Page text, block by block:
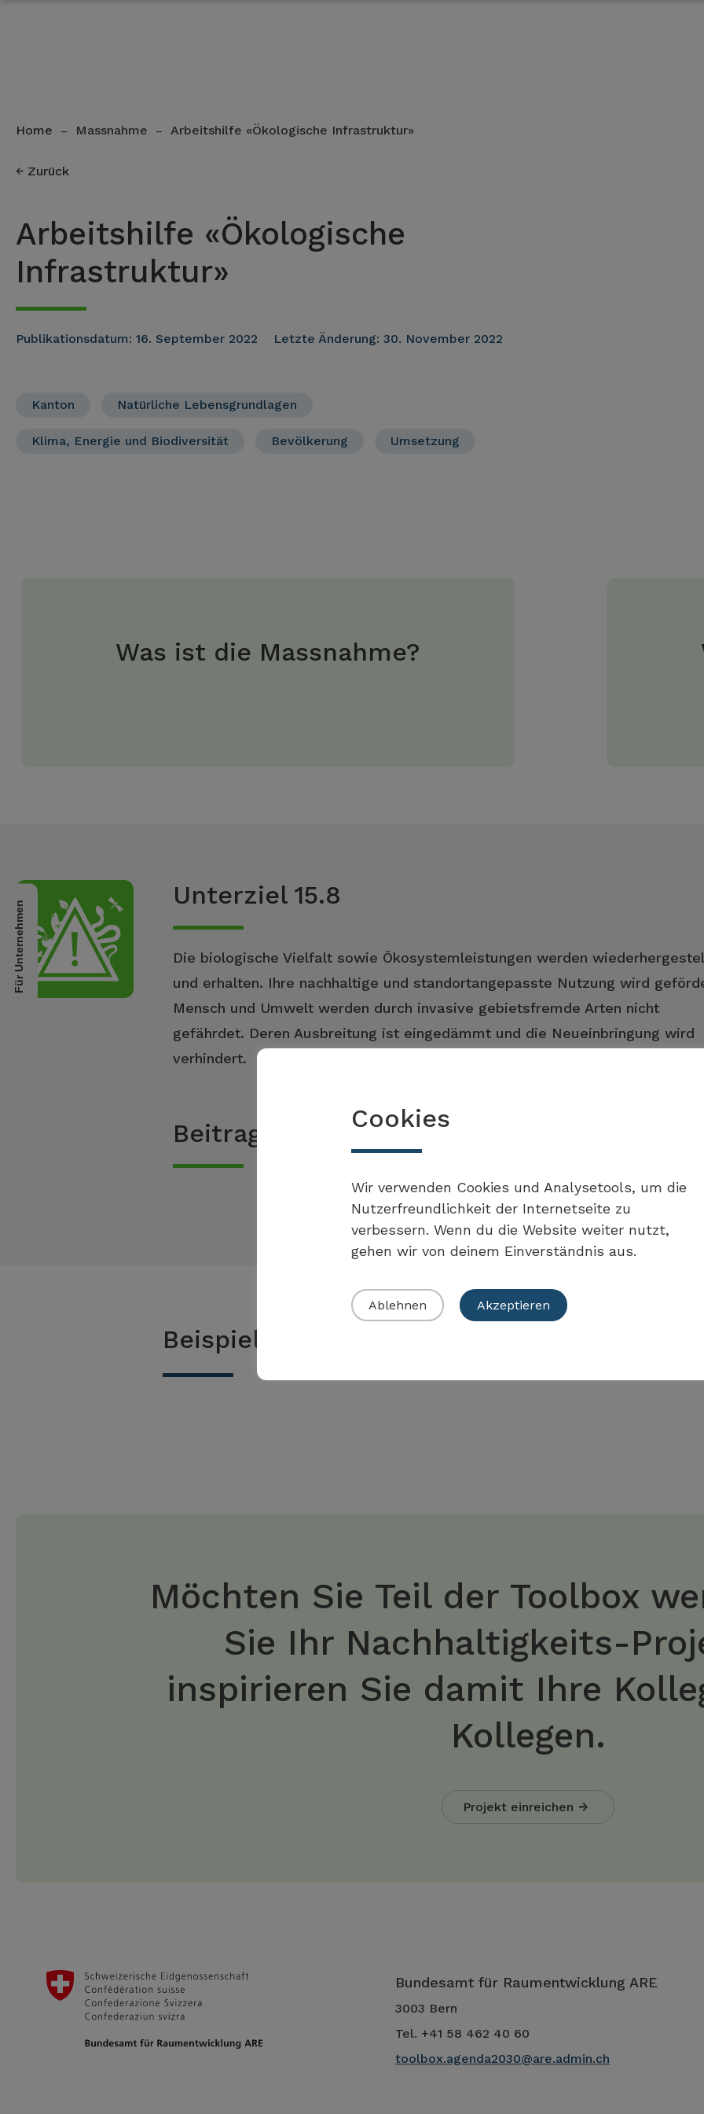
Home – Massnahme – Arbeitshilfe «Ökologische Infrastruktur»
Zurück
Arbeitshilfe «Ökologische
Infrastruktur»
Publikationsdatum: 16. September 2022 Letzte Änderung: 30. November 2022
Kanton Natürliche Lebensgrundlagen
Klima, Energie und Biodiversität Bevölkerung Umsetzung
Was ist die Massnahme?
Unterziel 15.8
Die biologische Vielfalt sowie Ökosystemleistungen werden
und erhalten. Ihre nachhaltige und standortangepasste Nutzung wird
Mensch und Umwelt werden durch invasive gebietsfremde Arten nicht
gefährdet. Deren Ausbreitung ist eingedämmt und die Neueinbringung wird
verhindert.
Beitrag der Massnahme
Beispiele zur Umsetzung der Massnahme
Möchten Sie Teil der Toolbox
Sie Ihr Nachhaltigkeits-
inspirieren Sie damit Ihre
Kollegen.
Projekt einreichen
Bundesamt für Raumentwicklung ARE
3003 Bern
Tel. +41 58 462 40 60
toolbox.agenda2030@are.admin.ch
Für Unternehmen
Cookies
Wir verwenden Cookies und Analysetools, um die
Nutzerfreundlichkeit der Internetseite zu
verbessern. Wenn du die Website weiter nutzt,
gehen wir von deinem Einverständnis aus.
Ablehnen Akzeptieren